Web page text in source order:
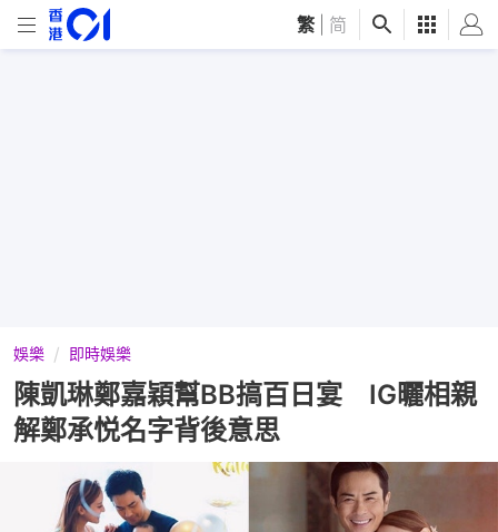
繁 简
娛樂 即時娛樂
陳凱琳鄭嘉穎幫BB搞百日宴 IG曬相親
解鄭承悦名字背後意思